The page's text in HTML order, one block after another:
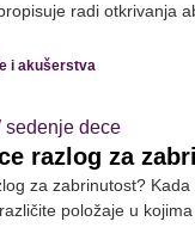
radi otkrivanja
i akušerstva
razlog za
za zabrinutost?
položaje u